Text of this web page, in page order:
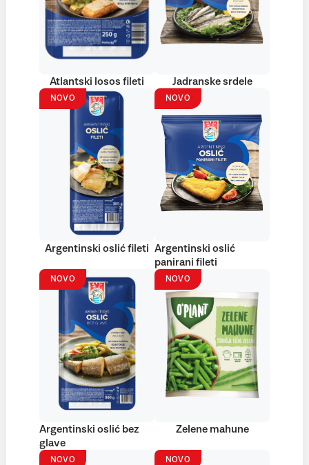
Atlantski losos fileti Jadranske srdele
NOVO
Argentinski oslić fileti
NOVO
Argentinski oslić
panirani fileti
NOVO
Argentinski oslić bez
glave
NOVO
Zelene mahune
NOVO NOVO